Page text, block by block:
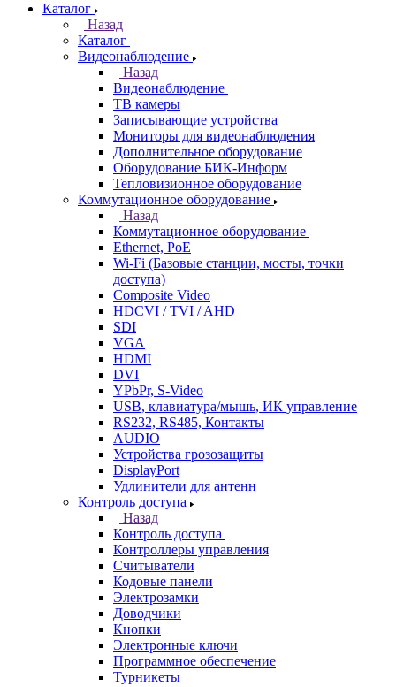
Каталог
Назад
Каталог
Видеонаблюдение
Назад
Видеонаблюдение
ТВ камеры
Записывающие устройства
Мониторы для видеонаблюдения
Дополнительное оборудование
Оборудование БИК-Информ
Тепловизионное оборудование
Коммутационное оборудование
Назад
Коммутационное оборудование
Ethernet, PoE
Wi-Fi (Базовые станции, мосты, точки
доступа)
Composite Video
HDCVI / TVI / AHD
SDI
VGA
HDMI
DVI
YPbPr, S-Video
USB, клавиатура/мышь, ИК управление
RS232, RS485, Контакты
AUDIO
Устройства грозозащиты
DisplayPort
Удлинители для антенн
Контроль доступа
Назад
Контроль доступа
Контроллеры управления
Считыватели
Кодовые панели
Электрозамки
Доводчики
Кнопки
Электронные ключи
Программное обеспечение
Турникеты